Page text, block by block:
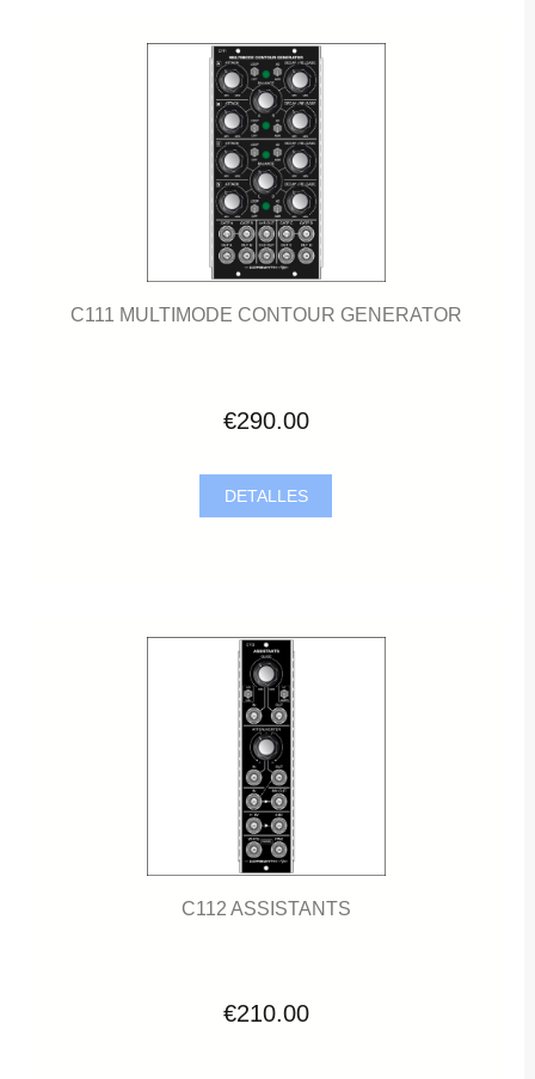
C111 MULTIMODE CONTOUR GENERATOR
€290.00
DETALLES
C112 ASSISTANTS
€210.00